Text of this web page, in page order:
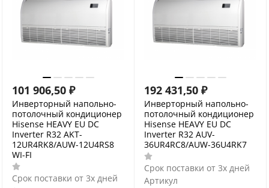
101 906,50 ₽
Инверторный напольно-
потолочный кондиционер
Hisense HEAVY EU DC
Inverter R32 AKT-
12UR4RK8/AUW-12U4RS8
WI-FI
Срок поставки от 3х дней
192 431,50 ₽
Инверторный напольно-
потолочный кондиционер
Hisense HEAVY EU DC
Inverter R32 AUV-
36UR4RC8/AUW-36U4RK7
Срок поставки от 3х дней
Артикул